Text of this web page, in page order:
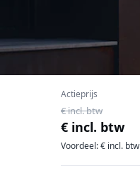
Actieprijs
€ incl. btw
€ incl. btw
Voordeel: € incl. btw